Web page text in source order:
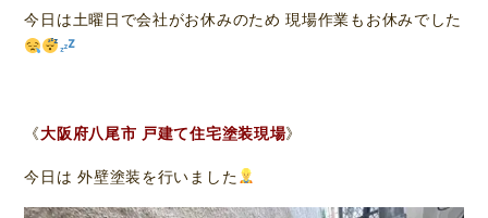
今日は土曜日で会社がお休みのため 現場作業もお休みでした
《大阪府八尾市 戸建て住宅塗装現場》
今日は 外壁塗装を行いました